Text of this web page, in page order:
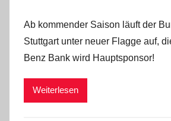
Ab kommender Saison läuft der
Stuttgart unter neuer Flagge auf,
Benz Bank wird Hauptsponsor!
Weiterlesen